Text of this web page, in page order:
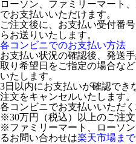
ローソン、ファミリーマート
でお支払いいただけます。
ご注文後に、お支払い受付番
らお送りいたします。
各コンビニでのお支払い方法
お支払い状況の確認後、発送
取り希望日をご指定の場合な
いたします。
3日以内にお支払いが確認でき
注文をキャンセルいたします。
各コンビニでお支払いいただ
※30万円（税込）以上のご注
※ファミリーマート、ローソ
るお問い合わせは楽天市場ま